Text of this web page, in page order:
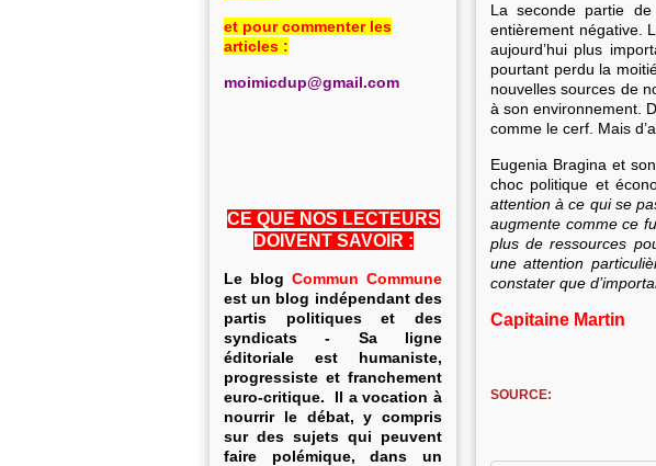
et pour commenter les
articles :
moimicdup@gmail.com
CE QUE NOS LECTEURS
DOIVENT SAVOIR :
Le blog Commun Commune
est un blog indépendant des
partis politiques et des
syndicats - Sa ligne
éditoriale est humaniste,
progressiste et franchement
euro-critique. Il a vocation à
nourrir le débat, y compris
sur des sujets qui peuvent
faire polémique, dans un
La seconde partie de
entièrement négative.
aujourd’hui plus
pourtant perdu la
nouvelles sources de
à son environnement.
comme le cerf. Mais
Eugenia Bragina et
choc politique et
attention à ce qui se
augmente comme ce
plus de ressources
une attention
constater que
Capitaine Martin
SOURCE: